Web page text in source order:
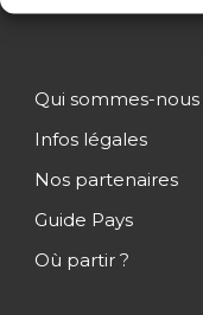
Qui sommes-nous
Infos légales
Nos partenaires
Guide Pays
Où partir ?